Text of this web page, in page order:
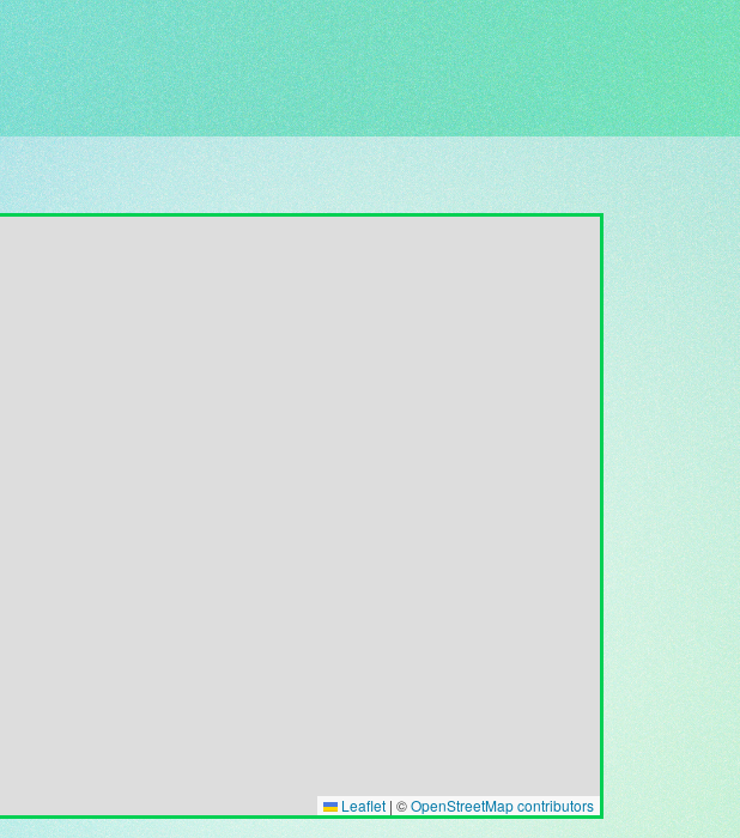
Leaflet | ©OpenStreetMap contributors